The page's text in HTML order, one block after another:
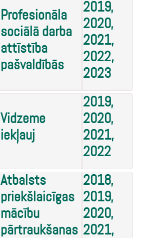
Profesionāla
sociālā darba
attīstība
pašvaldībās
2019,
2020,
2021,
2022,
2023
Vidzeme
iekļauj
2019,
2020,
2021,
2022
Atbalsts
priekšlaicīgas
mācību
pārtraukšanas
2018,
2019,
2020,
2021,